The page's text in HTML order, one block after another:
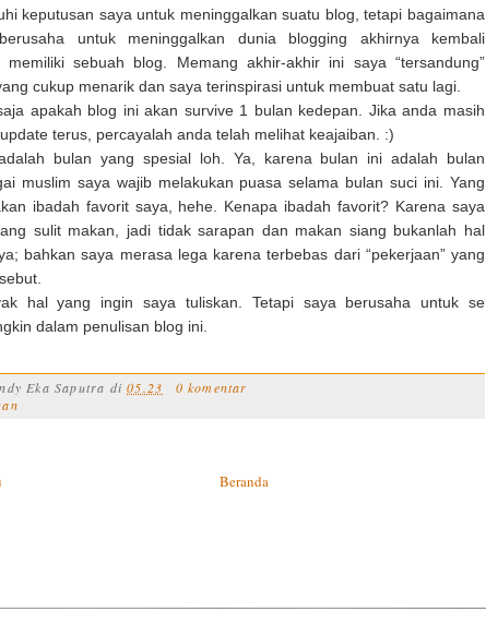
keputusan saya untuk meninggalkan suatu blog, tetapi bagaimana
untuk meninggalkan dunia blogging akhirnya kembali
memiliki sebuah blog. Memang akhir-akhir ini saya “tersandung”
cukup menarik dan saya terinspirasi untuk membuat satu lagi.
apakah blog ini akan survive 1 bulan kedepan. Jika anda masih
terus, percayalah anda telah melihat keajaiban. :)
bulan yang spesial loh. Ya, karena bulan ini adalah bulan
muslim saya wajib melakukan puasa selama bulan suci ini. Yang
ibadah favorit saya, hehe. Kenapa ibadah favorit? Karena saya
sulit makan, jadi tidak sarapan dan makan siang bukanlah hal
bahkan saya merasa lega karena terbebas dari “pekerjaan” yang
hal yang ingin saya tuliskan. Tetapi saya berusaha untuk se
dalam penulisan blog ini.
Eka Saputra di05.23
0 komentar
Beranda